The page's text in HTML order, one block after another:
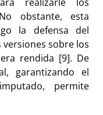
obstante, esta
la defensa del
sobre los
rendida [9]. De
garantizando el
permite